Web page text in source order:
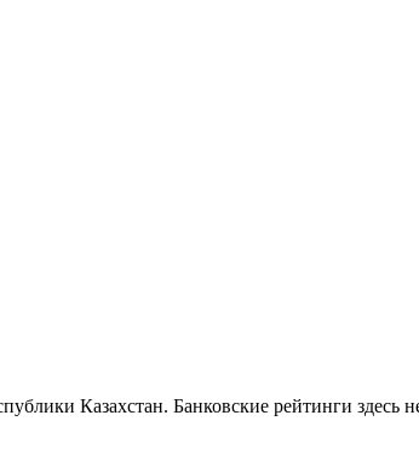
Казахстан. Банковские рейтинги здесь